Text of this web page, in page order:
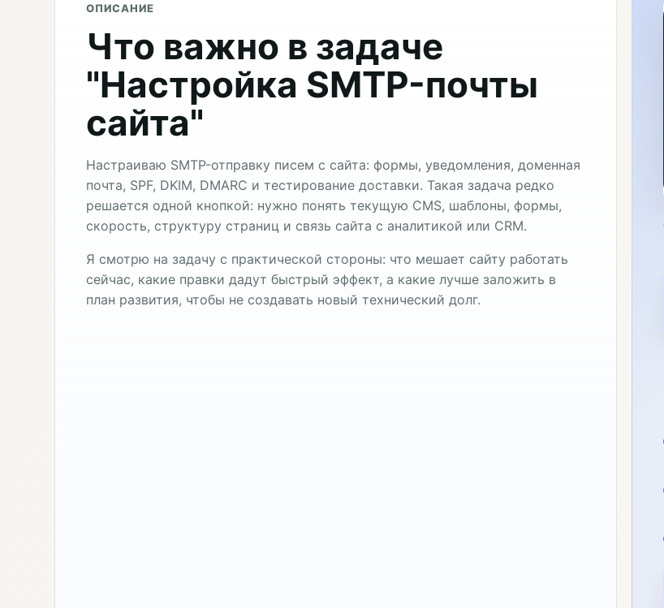
ОПИСАНИЕ
Что важно в задаче
"Настройка SMTP-почты
сайта"
Настраиваю SMTP-отправку писем с сайта: формы, уведомления, доменная
почта, SPF, DKIM, DMARC и тестирование доставки. Такая задача редко
решается одной кнопкой: нужно понять текущую CMS, шаблоны, формы,
скорость, структуру страниц и связь сайта с аналитикой или CRM.
Я смотрю на задачу с практической стороны: что мешает сайту работать
сейчас, какие правки дадут быстрый эффект, а какие лучше заложить в
план развития, чтобы не создавать новый технический долг.